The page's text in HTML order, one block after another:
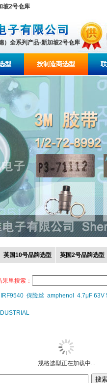
坡2号仓库
）全系列产品-新加坡2号仓库
型 按制造商选型
英国10号品牌选型 英国2号品牌选型
里搜索：
IRF9540 保险丝 amphenol 4.7μF 63V
规格选型正在加载中...